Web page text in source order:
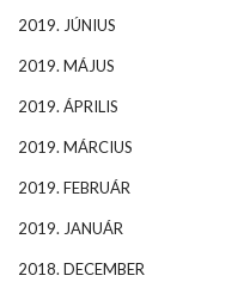
2019. JÚNIUS
2019. MÁJUS
2019. ÁPRILIS
2019. MÁRCIUS
2019. FEBRUÁR
2019. JANUÁR
2018. DECEMBER